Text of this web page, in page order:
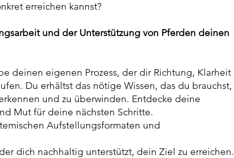
erreichen kannst?
und der Unterstützung von Pferden deinen
deinen eigenen Prozess, der dir Richtung, Klarheit
Du erhältst das nötige Wissen, das du brauchst,
und zu überwinden. Entdecke deine
Mut für deine nächsten Schritte.
Aufstellungsformaten und
dich nachhaltig unterstützt, dein Ziel zu erreichen.